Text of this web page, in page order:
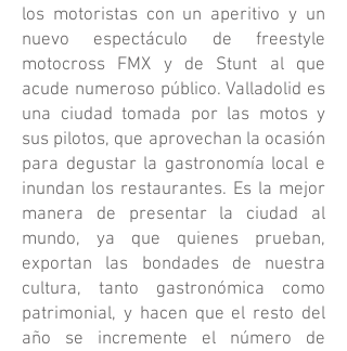
los motoristas con un aperitivo y un
nuevo espectáculo de freestyle
motocross FMX y de Stunt al que
acude numeroso público. Valladolid es
una ciudad tomada por las motos y
sus pilotos, que aprovechan la ocasión
para degustar la gastronomía local e
inundan los restaurantes. Es la mejor
manera de presentar la ciudad al
mundo, ya que quienes prueban,
exportan las bondades de nuestra
cultura, tanto gastronómica como
patrimonial, y hacen que el resto del
año se incremente el número de